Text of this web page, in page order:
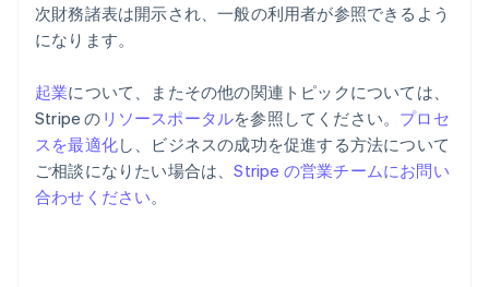
次財務諸表は開示され、一般の利用者が参照できるよう
になります。
起業について、またその他の関連トピックについては、
Stripe の リソースポータルを参照してください。 プロセ
スを最適化し、ビジネスの成功を促進する方法について
ご相談になりたい場合は、Stripe の営業チームにお問い
合わせください。
アイルランド
English
アメリカ